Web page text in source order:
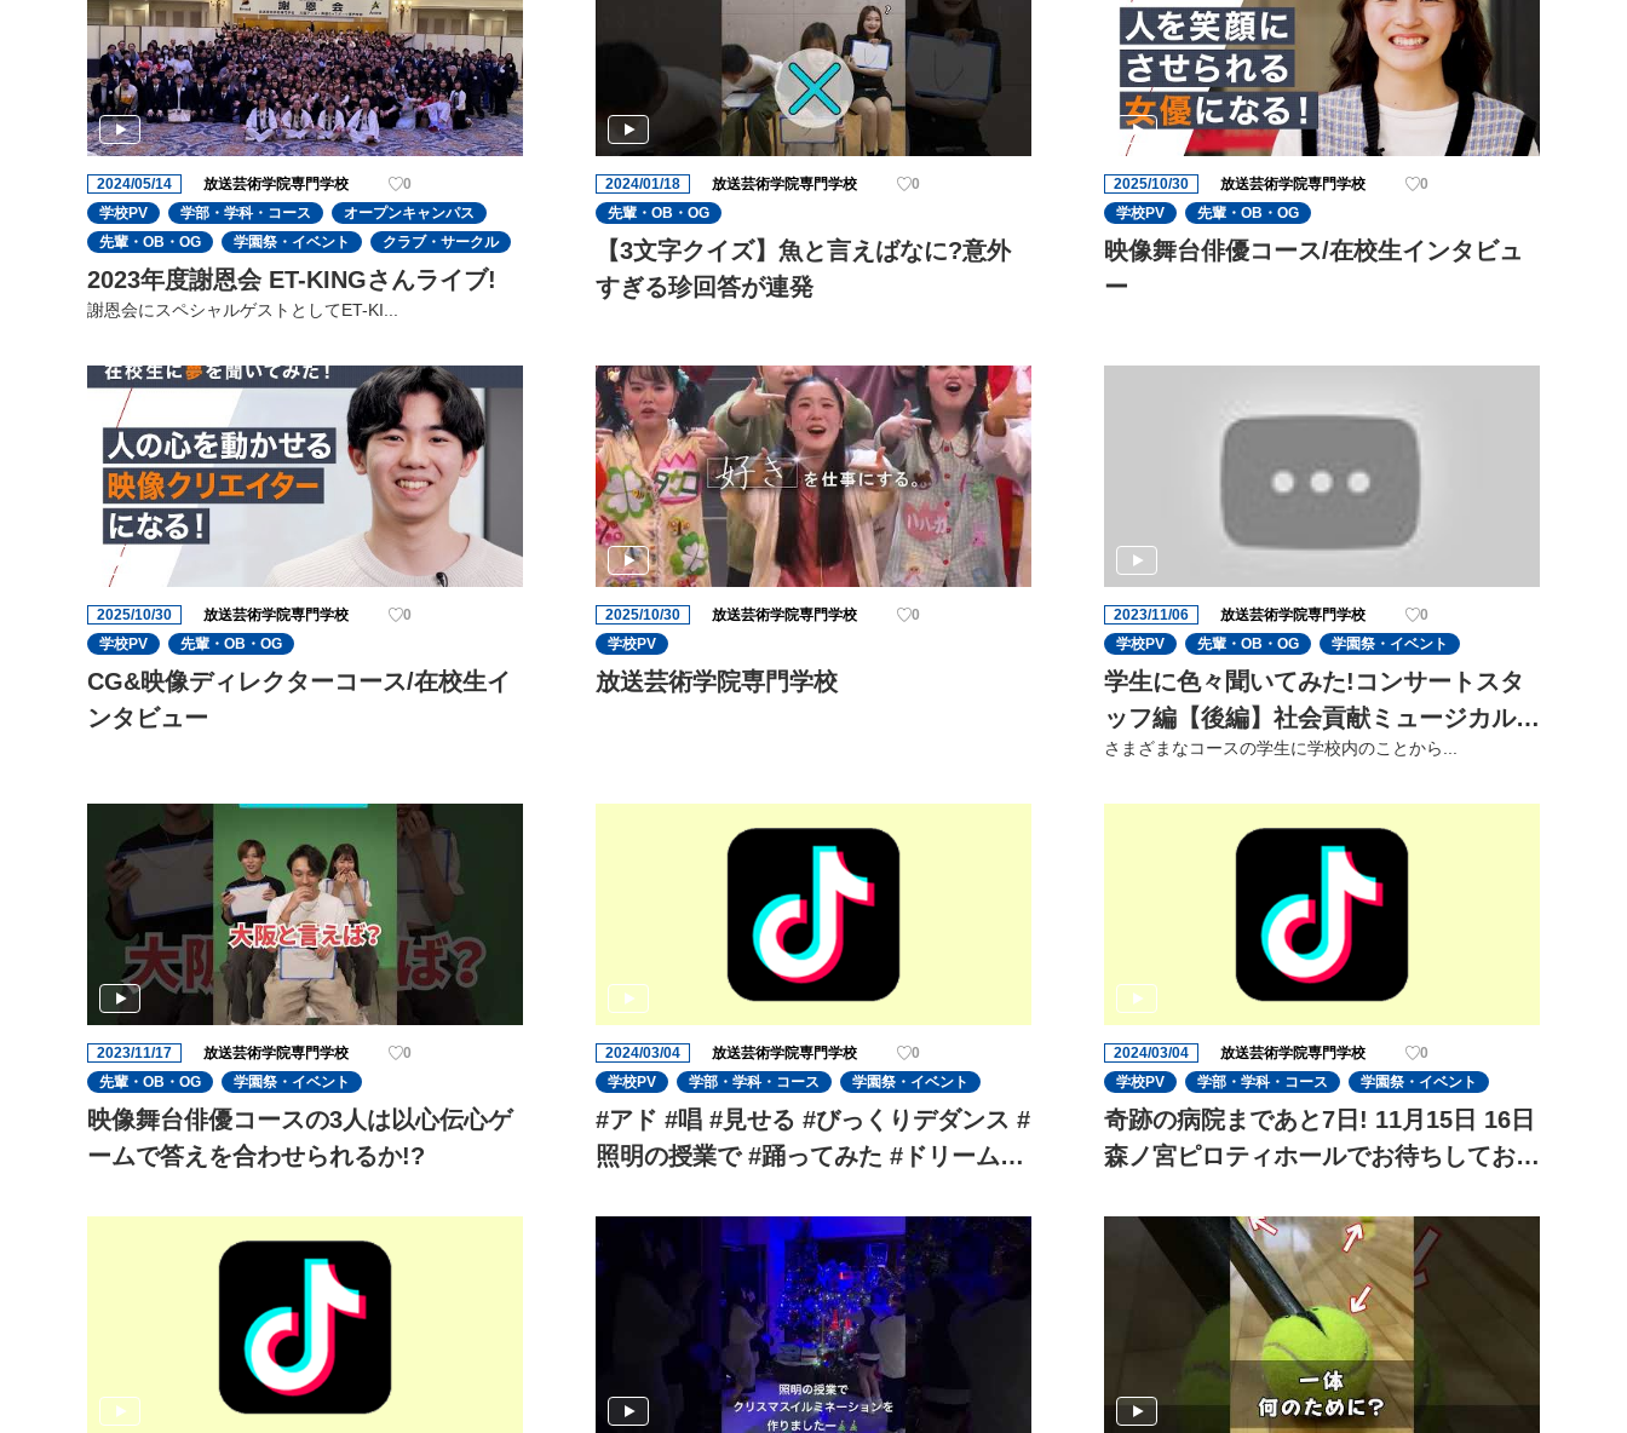
2024/05/14 放送芸術学院専門学校
0
学校PV
学部・学科・コース
オープンキャンパス
先輩・OB・OG
学園祭・イベント クラブ・サークル
2023年度謝恩会 ET-KINGさんライブ!
謝恩会にスペシャルゲストとしてET-KI...
2024/01/18 放送芸術学院専門学校
0
先輩・OB・OG
【3文字クイズ】魚と言えばなに?意外
すぎる珍回答が連発
2025/10/30 放送芸術学院専門学校
0
学校PV
先輩・OB・OG
映像舞台俳優コース/在校生インタビュ
ー
2025/10/30 放送芸術学院専門学校
0
学校PV
先輩・OB・OG
CG&映像ディレクターコース/在校生イ
ンタビュー
2025/10/30 放送芸術学院専門学校
0
学校PV
放送芸術学院専門学校
2023/11/06 放送芸術学院専門学校
0
学校PV
先輩・OB・OG 学園祭・イベント
学生に色々聞いてみた!コンサートスタ
ッフ編【後編】社会貢献ミュージカル
「ホスピ」の⾒どころを聞いてみた!
さまざまなコースの学⽣に学校内のことから...
2023/11/17 放送芸術学院専門学校
0
先輩・OB・OG
学園祭・イベント
映像舞台俳優コースの3人は以心伝心ゲ
ームで答えを合わせられるか!?
2024/03/04 放送芸術学院専門学校
0
学校PV
学部・学科・コース 学園祭・イベント
#アド #唱 #見せる #びっくりデダンス #
照明の授業で #踊ってみた #ドリームホ
ッフ #専門学校の日常 #学生 #USJハロ
ウィン #usjホラーナイト #usj唱ダンス
チャレンジ #ハロウィンホラーナイト
2024/03/04 放送芸術学院専門学校
0
学校PV
学部・学科・コース 学園祭・イベント
奇跡の病院まであと7日! 11月15日 16日
森ノ宮ピロティホールでお待ちしており